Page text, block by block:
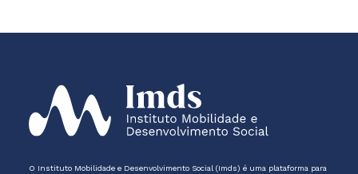
O Instituto Mobilidade e Desenvolvimento Social (Imds) é uma plataforma para